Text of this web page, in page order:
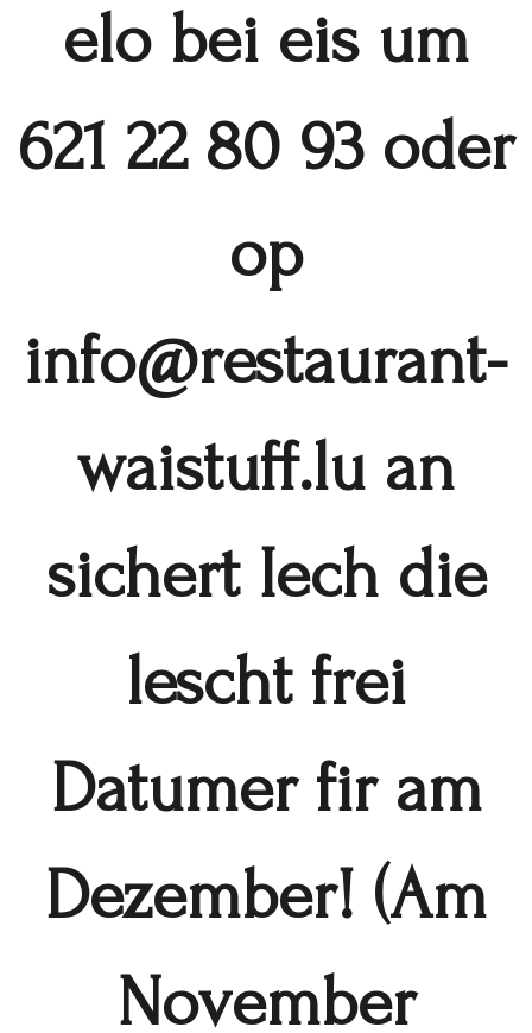
elo bei eis um
621 22 80 93 oder
op
info@restaurant-
waistuff.lu an
sichert Iech die
lescht frei
Datumer fir am
Dezember! (Am
November